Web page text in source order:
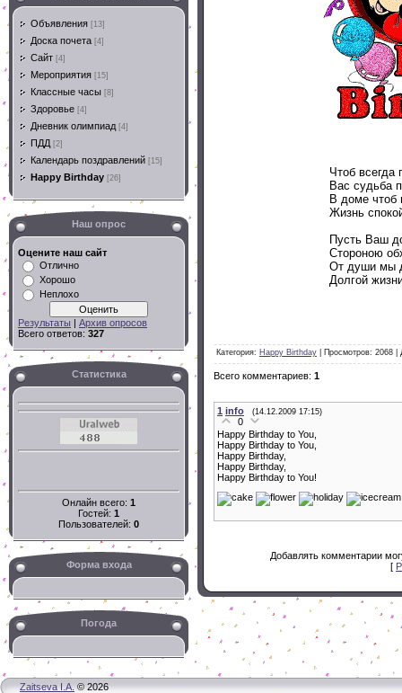
Объявления [13]
Доска почета [4]
Сайт [4]
Мероприятия [15]
Классные часы [8]
Здоровье [4]
Дневник олимпиад [4]
ПДД [2]
Календарь поздравлений [15]
Happy Birthday [26]
Наш опрос
Оцените наш сайт
Отлично
Хорошо
Неплохо
Результаты | Архив опросов
Всего ответов: 327
Статистика
Онлайн всего: 1
Гостей: 1
Пользователей: 0
Форма входа
Погода
Чтоб всегда
Вас судьба
В доме чтоб
Жизнь
Пусть Ваш
Стороною
От души мы
Долгой
Категория: Happy Birthday Просмотров: 2068 |
Всего комментариев: 1
1 info (14.12.2009 17:15)
0
Happy Birthday to You,
Happy Birthday to You,
Happy Birthday,
Happy Birthday,
Happy Birthday to You!
Добавлять комментарии
[
Zaitseva I.A.© 2026